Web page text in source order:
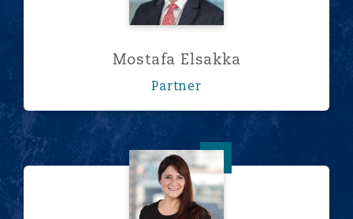
Mostafa Elsakka
Partner
Lauren Fine